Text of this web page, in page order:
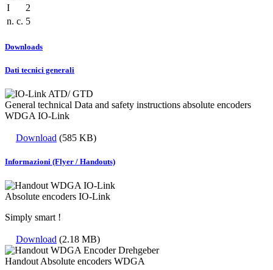
I
2
n. c. 5
Downloads
Dati tecnici generali
General technical Data and safety instructions absolute encoders
WDGA IO-Link
Download (585 KB)
Informazioni (Flyer / Handouts)
Absolute encoders IO-Link
Simply smart !
Download (2.18 MB)
Handout Absolute encoders WDGA